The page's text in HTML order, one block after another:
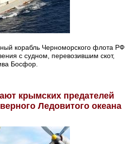
корабль Черноморского флота РФ
с судном, перевозившим скот,
Босфор.
крымских предателей
Ледовитого океана